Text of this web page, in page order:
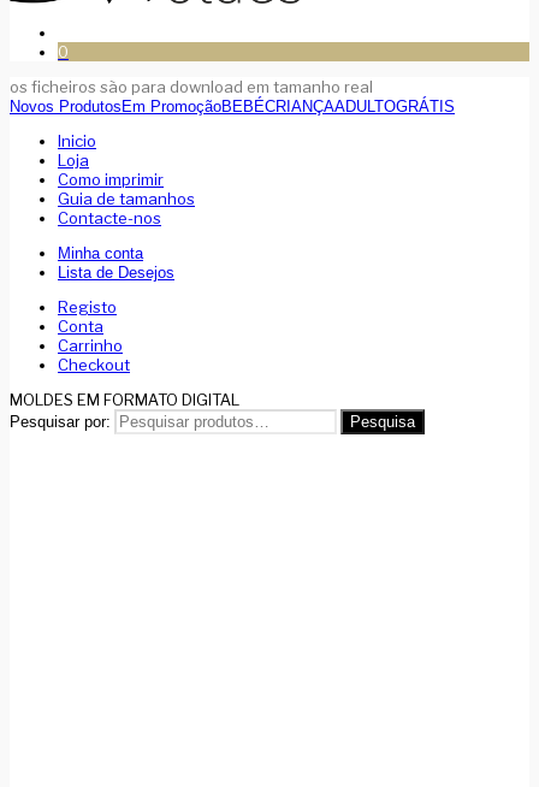
0
os ficheiros são para download em tamanho real
Novos Produtos Em PromoçãoBEBÉCRIANÇAADULTOGRÁTIS
Inicio
Loja
Como imprimir
Guia de tamanhos
Contacte-nos
Minha conta
Lista de Desejos
Registo
Conta
Carrinho
Checkout
MOLDES EM FORMATO DIGITAL
Pesquisar por: Pesquisa